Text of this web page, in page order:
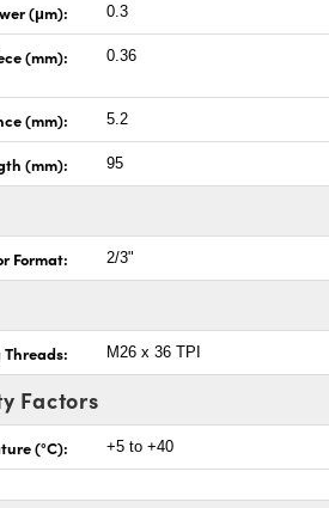
(μm): 0.3
(mm): 0.36
(mm): 5.2
(mm): 95
Format: 2/3"
M26 x 36 TPI
Factors
(°C): +5 to +40